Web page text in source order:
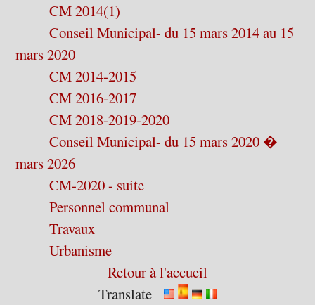
CM 2014(1)
Conseil Municipal- du 15 mars 2014 au 15
mars 2020
CM 2014-2015
CM 2016-2017
CM 2018-2019-2020
Conseil Municipal- du 15 mars 2020 �
mars 2026
CM-2020 - suite
Personnel communal
Travaux
Urbanisme
Retour à l'accueil
Translate